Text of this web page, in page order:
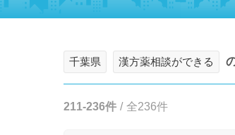
千葉県 漢方薬相談ができる
211-236件 / 全236件